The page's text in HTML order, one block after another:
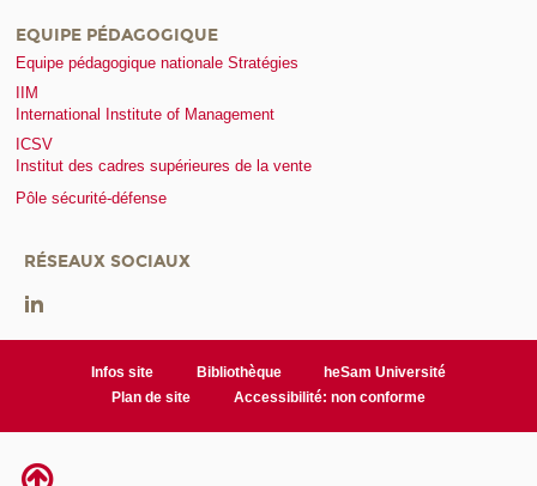
EQUIPE PÉDAGOGIQUE
Equipe pédagogique nationale Stratégies
IIM
International Institute of Management
ICSV
Institut des cadres supérieures de la vente
Pôle sécurité-défense
RÉSEAUX SOCIAUX
Infos site Bibliothèque
heSam Université
Plan de site
Accessibilité: non conforme